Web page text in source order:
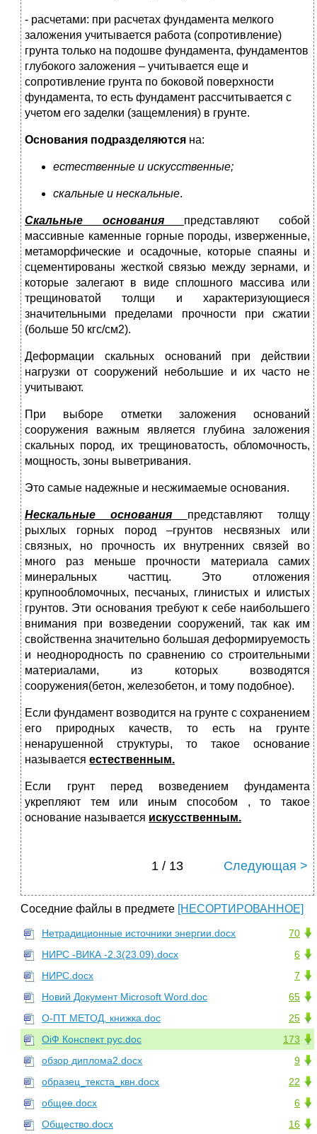
- расчетами: при расчетах фундамента мелкого
заложения учитывается работа (сопротивление)
грунта только на подошве фундамента, фундаментов
глубокого заложения – учитывается еще и
сопротивление грунта по боковой поверхности
фундамента, то есть фундамент рассчитывается с
учетом его заделки (защемления) в грунте.
Основания подразделяются на:
естественные и искусственные;
скальные и нескальные.
Скальные основания представляют собой
массивные каменные горные породы, изверженные,
метаморфические и осадочные, которые спаяны и
сцементированы жесткой связью между зернами, и
которые залегают в виде сплошного массива или
трещиноватой толщи и характеризующиеся
значительными пределами прочности при сжатии
(больше 50 кгс/см2).
Деформации скальных оснований при действии
нагрузки от сооружений небольшие и их часто не
учитывают.
При выборе отметки заложения оснований
сооружения важным является глубина заложения
скальных пород, их трещиноватость, обломочность,
мощность, зоны выветривания.
Это самые надежные и несжимаемые основания.
Нескальные основания представляют толщу
рыхлых горных пород –грунтов несвязных или
связных, но прочность их внутренних связей во
много раз меньше прочности материала самих
минеральных часттиц. Это отложения
крупнообломочных, песчаных, глинистых и илистых
грунтов. Эти основания требуют к себе наибольшего
внимания при возведении сооружений, так как им
свойственна значительно большая деформируемость
и неоднородность по сравнению со строительными
материалами, из которых возводятся
сооружения(бетон, железобетон, и тому подобное).
Если фундамент возводится на грунте с сохранением
его природных качеств, то есть на грунте
ненарушенной структуры, то такое основание
называется естественным.
Если грунт перед возведением фундамента
укрепляют тем или иным способом , то такое
основание называется искусственным.
1 / 13 Следующая >
Соседние файлы в предмете [НЕСОРТИРОВАННОЕ]
70
Нетрадиционные источники энергии.docx
6
НИРС -ВИКА -2.3(23.09).docx
7
НИРС.docx
65
Новий Документ Microsoft Word.doc
25
О-ПТ МЕТОД. книжка.doc
173
ОіФ Конспект рус.doc
9
обзор диплома2.docx
22
образец_текста_квн.docx
6
общее.docx
16
Общество.docx